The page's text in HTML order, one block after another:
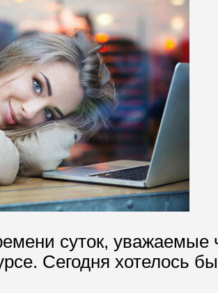
суток, уважаемые
Сегодня хотелось